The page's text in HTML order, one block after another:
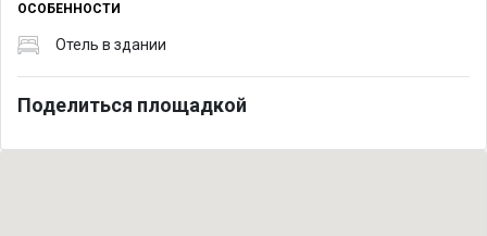
ОСОБЕННОСТИ
Отель в здании
Поделиться площадкой